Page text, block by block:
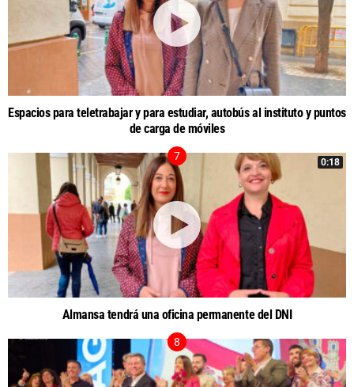
Espacios para teletrabajar y para estudiar, autobús al instituto y puntos
de carga de móviles
0:18
Almansa tendrá una oficina permanente del DNI